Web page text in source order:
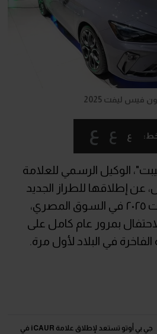
فيس ليفت 2025
ع ع ع
الوكيل الرسمي للعلامة
عن إطلاقها للطراز الجديد
"كوبرا ليون" فيس ليفت ٢٠٢٥ في السوق المصري،
بمرور عام كامل على
الفاخرة في البلاد لأول مرة.
جي بي أوتو تستعد لإطلاق علامة iCAUR في